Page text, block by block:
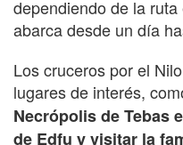
dependiendo de la
abarca desde un día
Los cruceros por el
lugares de interés,
Necrópolis de Tebas
de Edfu y visitar la